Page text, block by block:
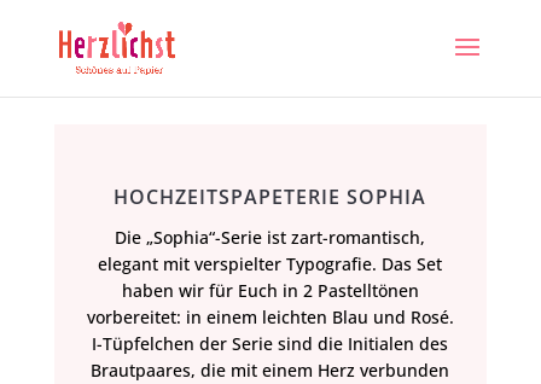
HOCHZEITSPAPETERIE SOPHIA
Die „Sophia“-Serie ist zart-romantisch,
elegant mit verspielter Typografie. Das Set
haben wir für Euch in 2 Pastelltönen
vorbereitet: in einem leichten Blau und Rosé.
I-Tüpfelchen der Serie sind die Initialen des
Brautpaares, die mit einem Herz verbunden